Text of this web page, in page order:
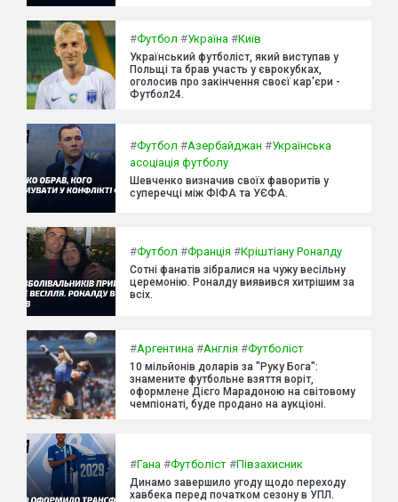
#Футбол #Україна #Київ
Український футболіст, який виступав у
Польщі та брав участь у єврокубках,
оголосив про закінчення своєї кар'єри -
Футбол24.
#Футбол #Азербайджан #Українська
асоціація футболу
Шевченко визначив своїх фаворитів у
суперечці між ФІФА та УЄФА.
#Футбол #Франція #Кріштіану Роналду
Сотні фанатів зібралися на чужу весільну
церемонію. Роналду виявився хитрішим за
всіх.
#Аргентина #Англія #Футболіст
10 мільйонів доларів за "Руку Бога":
знамените футбольне взяття воріт,
оформлене Дієго Марадоною на світовому
чемпіонаті, буде продано на аукціоні.
#Гана #Футболіст #Півзахисник
Динамо завершило угоду щодо переходу
хавбека перед початком сезону в УПЛ.